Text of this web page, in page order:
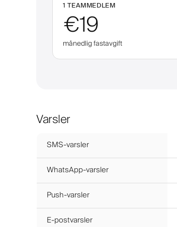
1 TEAMMEDLEM
€19
månedlig fastavgift
Varsler
SMS-varsler
WhatsApp-varsler
Push-varsler
E-postvarsler